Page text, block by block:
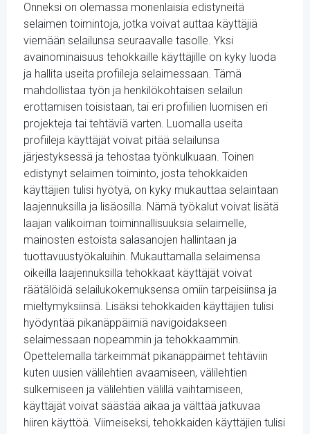
Onneksi on olemassa monenlaisia edistyneitä
selaimen toimintoja, jotka voivat auttaa käyttäjiä
viemään selailunsa seuraavalle tasolle. Yksi
avainominaisuus tehokkaille käyttäjille on kyky luoda
ja hallita useita profiileja selaimessaan. Tämä
mahdollistaa työn ja henkilökohtaisen selailun
erottamisen toisistaan, tai eri profiilien luomisen eri
projekteja tai tehtäviä varten. Luomalla useita
profiileja käyttäjät voivat pitää selailunsa
järjestyksessä ja tehostaa työnkulkuaan. Toinen
edistynyt selaimen toiminto, josta tehokkaiden
käyttäjien tulisi hyötyä, on kyky mukauttaa selaintaan
laajennuksilla ja lisäosilla. Nämä työkalut voivat lisätä
laajan valikoiman toiminnallisuuksia selaimelle,
mainosten estoista salasanojen hallintaan ja
tuottavuustyökaluihin. Mukauttamalla selaimensa
oikeilla laajennuksilla tehokkaat käyttäjät voivat
räätälöidä selailukokemuksensa omiin tarpeisiinsa ja
mieltymyksiinsä. Lisäksi tehokkaiden käyttäjien tulisi
hyödyntää pikanäppäimiä navigoidakseen
selaimessaan nopeammin ja tehokkaammin.
Opettelemalla tärkeimmät pikanäppäimet tehtäviin
kuten uusien välilehtien avaamiseen, välilehtien
sulkemiseen ja välilehtien välillä vaihtamiseen,
käyttäjät voivat säästää aikaa ja välttää jatkuvaa
hiiren käyttöä. Viimeiseksi, tehokkaiden käyttäjien tulisi